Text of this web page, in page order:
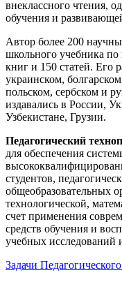
внеклассного чтения,
обучения и
Автор более 200
школьного учебника
книг и 150 статей. Его
украинском,
польском, сербском и
издавались в России,
Узбекистане, Грузии.
Педагогический
для обеспечения
студентов,
общеобразовательных
технологической,
счет применения
средств обучения и
учебных исследований
Задачи